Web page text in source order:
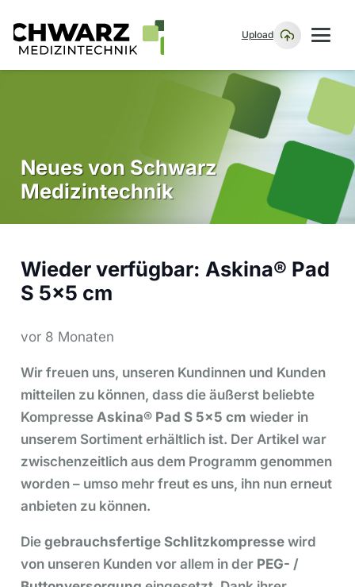
Upload
Neues von Schwarz
Medizintechnik
Wieder verfügbar: Askina® Pad
S 5×5 cm
vor 8 Monaten
Wir freuen uns, unseren Kundinnen und Kunden
mitteilen zu können, dass die äußerst beliebte
Kompresse Askina® Pad S 5×5 cm wieder in
unserem Sortiment erhältlich ist. Der Artikel war
zwischenzeitlich aus dem Programm genommen
worden – umso mehr freut es uns, ihn nun erneut
anbieten zu können.
Die gebrauchsfertige Schlitzkompressewird
von unseren Kunden vor allem in der PEG- /